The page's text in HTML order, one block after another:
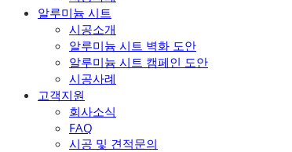
알루미늄 시트
시공소개
알루미늄 시트 벽화 도안
알루미늄 시트 캠페인 도안
시공사례
고객지원
회사소식
FAQ
시공 및 견적문의